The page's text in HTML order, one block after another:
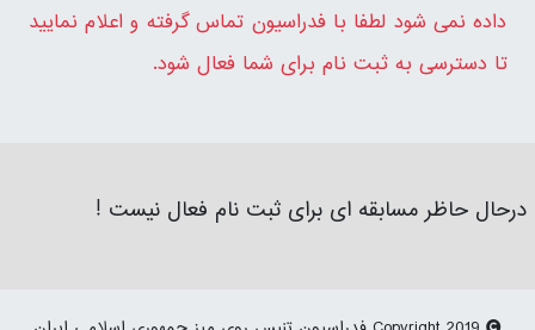
داده نمی شود لطفا با فدراسیون تماس گرفته و اعلام نمایید
تا دسترسی به ثبت نام برای شما فعال شود.
درحال حاظر مسابقه ای برای ثبت نام فعال نیست !